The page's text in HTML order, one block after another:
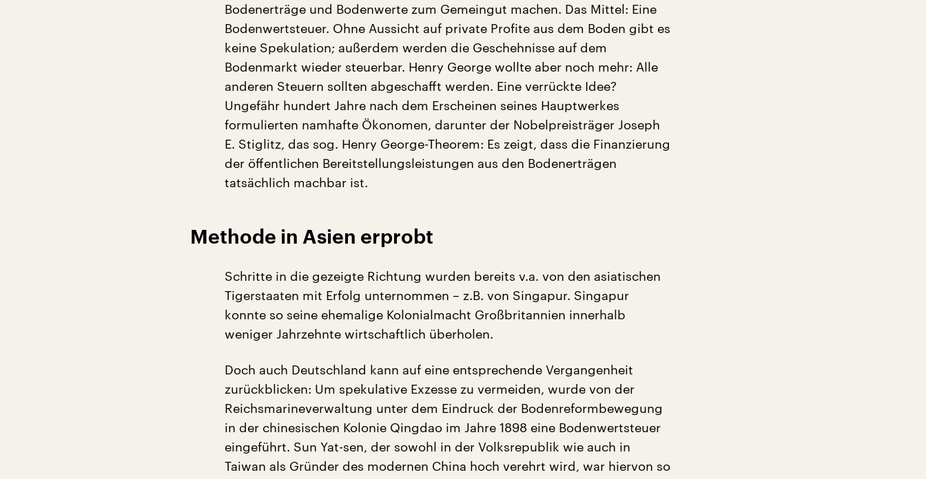
Bodenerträge und Bodenwerte zum Gemeingut machen. Das Mittel: Eine
Bodenwertsteuer. Ohne Aussicht auf private Profite aus dem Boden gibt es
keine Spekulation; außerdem werden die Geschehnisse auf dem
Bodenmarkt wieder steuerbar. Henry George wollte aber noch mehr: Alle
anderen Steuern sollten abgeschafft werden. Eine verrückte Idee?
Ungefähr hundert Jahre nach dem Erscheinen seines Hauptwerkes
formulierten namhafte Ökonomen, darunter der Nobelpreisträger Joseph
E. Stiglitz, das sog. Henry George-Theorem: Es zeigt, dass die Finanzierung
der öffentlichen Bereitstellungsleistungen aus den Bodenerträgen
tatsächlich machbar ist.
Methode in Asien erprobt
Schritte in die gezeigte Richtung wurden bereits v.a. von den asiatischen
Tigerstaaten mit Erfolg unternommen – z.B. von Singapur. Singapur
konnte so seine ehemalige Kolonialmacht Großbritannien innerhalb
weniger Jahrzehnte wirtschaftlich überholen.
Doch auch Deutschland kann auf eine entsprechende Vergangenheit
zurückblicken: Um spekulative Exzesse zu vermeiden, wurde von der
Reichsmarineverwaltung unter dem Eindruck der Bodenreformbewegung
in der chinesischen Kolonie Qingdao im Jahre 1898 eine Bodenwertsteuer
eingeführt. Sun Yat-sen, der sowohl in der Volksrepublik wie auch in
Taiwan als Gründer des modernen China hoch verehrt wird, war hiervon so